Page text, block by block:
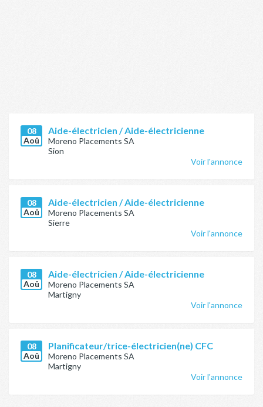
08
Aoû
Aide-électricien / Aide-électricienne
Moreno Placements SA
Sion
Voir l'annonce
08
Aoû
Aide-électricien / Aide-électricienne
Moreno Placements SA
Sierre
Voir l'annonce
08
Aoû
Aide-électricien / Aide-électricienne
Moreno Placements SA
Martigny
Voir l'annonce
08
Aoû
Planificateur/trice-électricien(ne) CFC
Moreno Placements SA
Martigny
Voir l'annonce